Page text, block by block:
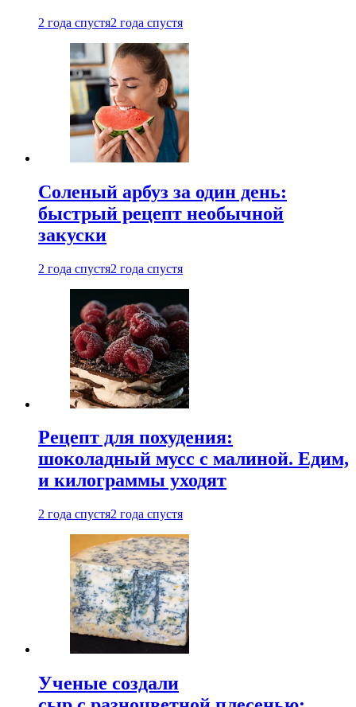
2 года спустя2 года спустя
Соленый арбуз за один день:
быстрый рецепт необычной
закуски
2 года спустя2 года спустя
Рецепт для похудения:
шоколадный мусс с малиной. Едим,
и килограммы уходят
2 года спустя2 года спустя
Ученые создали